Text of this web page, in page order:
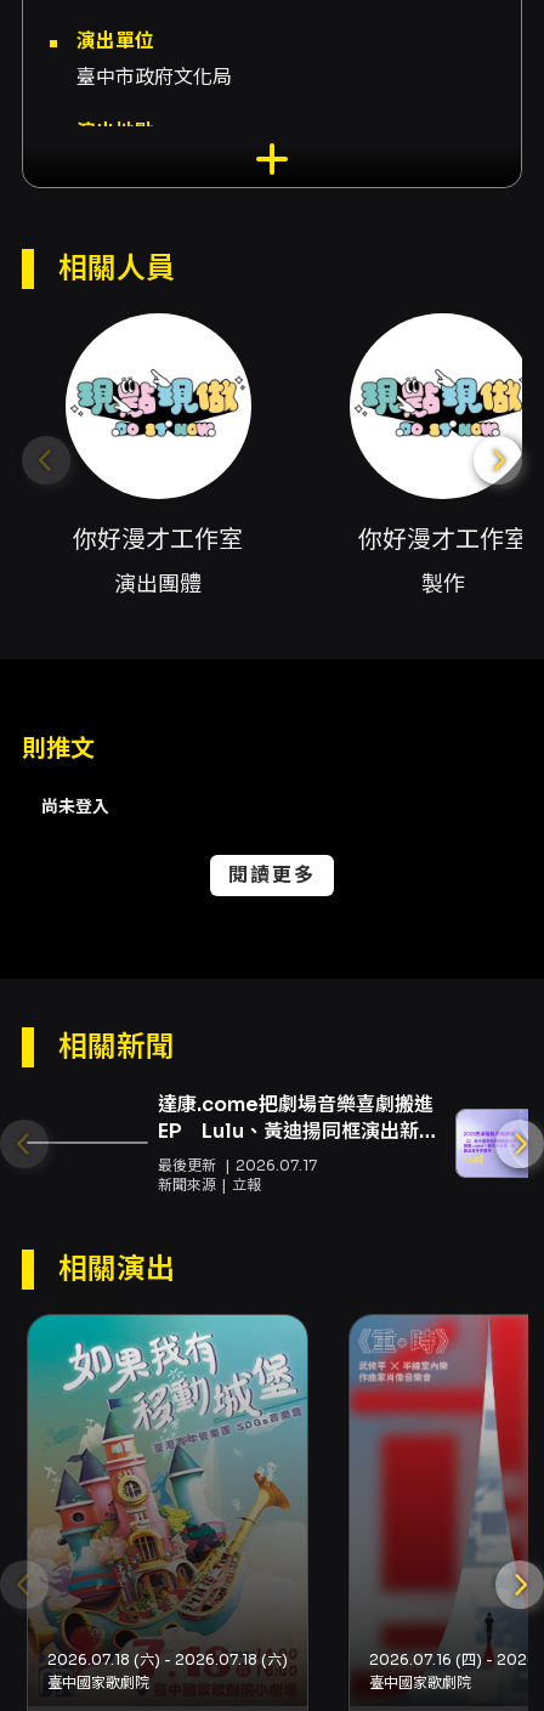
演出單位
臺中市政府文化局
演出地點
臺中市葫蘆墩文化中心-演奏廳 臺中市豐原區圓
演出團隊
室、團體達康.come、燈光音響雄獅舞台設計工
作室、嘉賓陳彥達(阿達)、演出陳彥達(阿達)、演
出人員張承賢、共同創作張承賢、演出人員顧家
慶、共同創作顧家慶、演出人員林照明、共同創
作林照明、演出人員周聖博、共同創作周聖博、
羅WALK)、共同創作小羅(暴羅WALK)、演出人
員劉向、共同創作劉向、演出人員哈姆、共同創
節呈現《一個彥達,八個願挨》ft.阿達，帶來一場
以漫才與即興為核心的現場喜劇對決。節目以任
形式，結合傳統漫才的語言節奏與團隊即興協
出強調速度與互動：節奏會失控、吐槽會暴走、
笑點常在意想不到的瞬間崩發；觀眾在其中既是
前輩與後輩的互動火花。演出團隊成員來自不同
小組（現點現做、春雨、暴羅WALK、福貍男孩
的方式使表演既保留漫才的語言鍛鍊，也有即興
劇場的當下實驗性。燈光音響由雄獅舞台設計工
作室擔綱，整體製作由你好漫才工作室統整，呈
現出以演出為核心、技術支援密切配合的現場效
的欣賞：漫才講究語句節奏、吐槽與接話的精準
默契；其次是即興挑戰的現場刺激：節目中的臨
時組隊與現場出題，讓每一場演出都具獨特性與
突發性，無法完全靠複製過去的版本來理解當下
的笑果；第三是互動體驗的參與感：節目在必要
時會引入觀眾或現場元素作為素材，讓觀眾的反
應直接影響演出流程與笑點生成。 本場演出預計
約90分鐘、無中場休息，節目節奏緊湊，適合喜
歡活潑、節奏快且願意接受即興不確定性的觀
眾。為配合藝術節的推廣與地方文化參與，該場
次由臺中市政府文化局主辦，納入2026葫蘆墩藝
術節陣列，適合家庭與青年觀眾（建議6歲以上觀
賞）。票價涵蓋多種票種（200至600元），並
提供多項在地與會員優惠，觀眾可依自身需求選
擇適合票區。 從社會文化角度來看，此類漫才與
相關人員
你好漫才工作室
演出團體
你好漫才工作室
製作
則推文
尚未登入
閱讀更多
相關新聞
達康.come把劇場音樂喜劇搬進
EP Lulu、黃迪揚同框演出新
MV
最後更新
2026.07.17
新聞來源
立報
相關演出
2026.07.18 (六) - 2026.07.18 (六)
臺中國家歌劇院
2026.07.16 (四) -
臺中國家歌劇院